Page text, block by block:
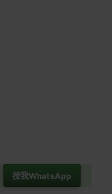
按我WhatsApp